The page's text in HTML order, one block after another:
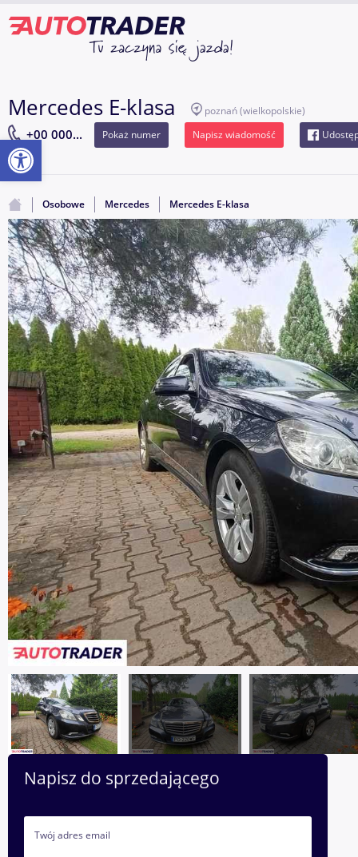
Mercedes E-klasa poznań(wielkopolskie)
+00 000... Pokaż numer Napisz wiadomość
Osobowe Mercedes Mercedes E-klasa
Napisz do sprzedającego
Twój adres email
Otwórz pasek narzędzi